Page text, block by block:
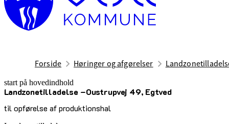
Forside Høringer og afgørelser
start på hovedindhold
Landzonetilladelse –Oustrupvej 49, Egtved
til opførelse af produktionshal
senest opdateret 26. januar 2026